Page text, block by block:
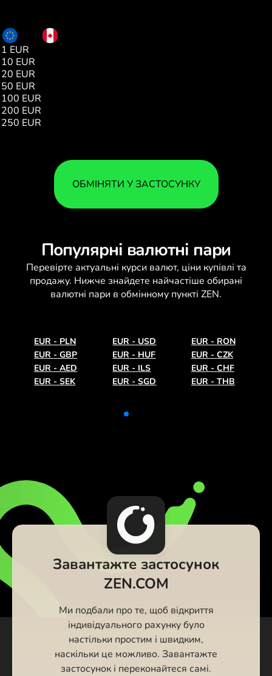
1 EUR
10 EUR
20 EUR
50 EUR
100 EUR
200 EUR
250 EUR
ОБМІНЯТИ У ЗАСТОСУНКУ
Популярні валютні пари
Перевірте актуальні курси валют, ціни купівлі та
продажу. Нижче знайдете найчастіше обирані
валютні пари в обмінному пункті ZEN.
EUR - PLN EUR - USD EUR - RON
EUR - GBP EUR - HUF EUR - CZK
EUR - AED EUR - ILS EUR - CHF
EUR - SEK EUR - SGD EUR - THB
Завантажте застосунок
ZEN.COM
Ми подбали про те, щоб відкриття
індивідуального рахунку було
настільки простим і швидким,
наскільки це можливо. Завантажте
застосунок і переконайтеся самі.